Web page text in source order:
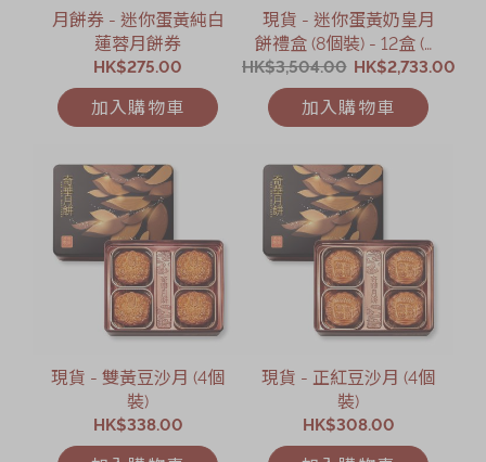
月餅券 - 迷你蛋黃純白
蓮蓉月餅券
HK$275.00
加入購物車
現貨 - 迷你蛋黃奶皇月
餅禮盒 (8個裝) - 12盒 (網
店限定)HK$2,733.00
HK$3,504.00
加入購物車
現貨 - 雙黃豆沙月 (4個
裝)
HK$338.00
現貨 - 正紅豆沙月 (4個
裝)
HK$308.00